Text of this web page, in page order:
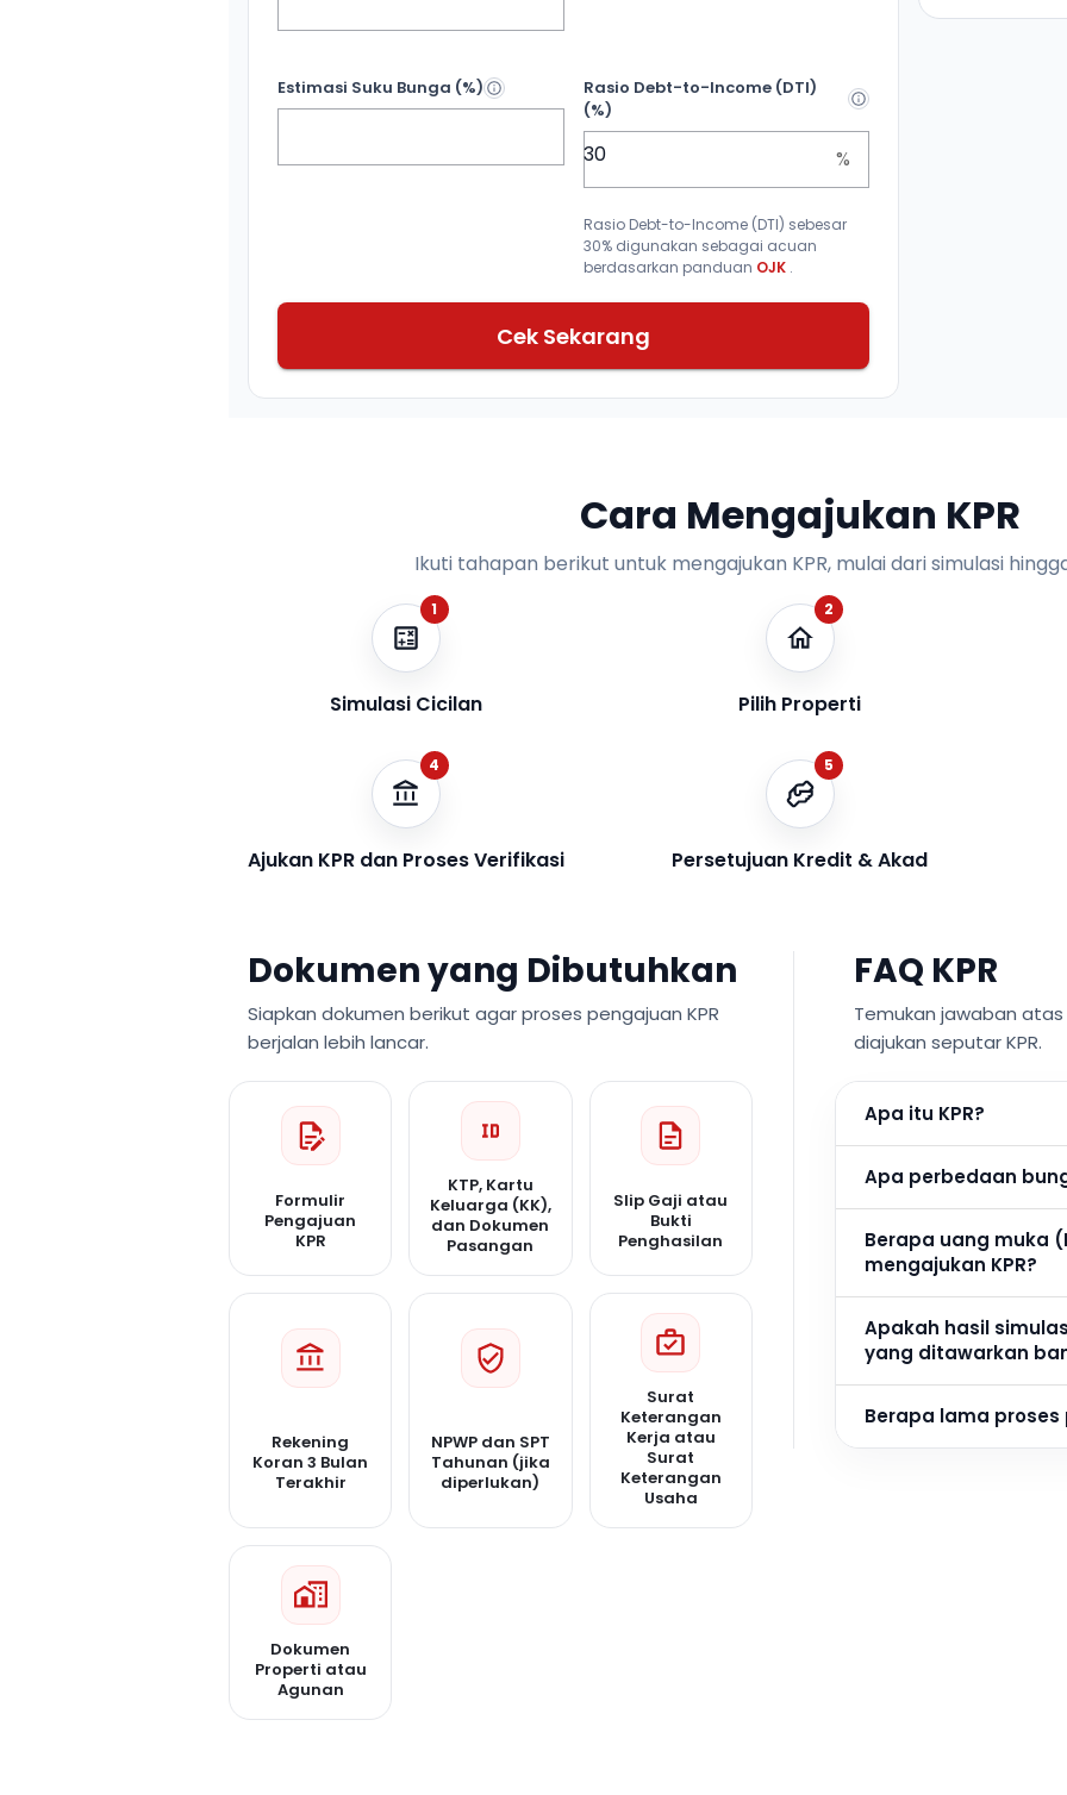
Estimasi Suku Bunga (%)
Rasio Debt-to-Income (DTI)
(%)
%
Rasio Debt-to-Income (DTI) sebesar
30% digunakan sebagai acuan
berdasarkan panduan OJK .
Cek Sekarang
Cara Mengajukan KPR
Ikuti tahapan berikut untuk mengajukan KPR, mulai dari simulasi
1
Simulasi Cicilan
2
Pilih Properti
4
Ajukan KPR dan Proses Verifikasi
5
Persetujuan Kredit & Akad
Dokumen yang Dibutuhkan
Siapkan dokumen berikut agar proses pengajuan KPR
berjalan lebih lancar.
Formulir
Pengajuan
KPR
KTP, Kartu
Keluarga (KK),
dan Dokumen
Pasangan
Slip Gaji atau
Bukti
Penghasilan
Rekening
Koran 3 Bulan
Terakhir
NPWP dan SPT
Tahunan (jika
diperlukan)
Surat
Keterangan
Kerja atau
Surat
Keterangan
Usaha
Dokumen
Properti atau
Agunan
FAQ KPR
Temukan jawaban
diajukan seputar KPR.
Apa itu KPR?
Apa perbedaan
Berapa uang muka
mengajukan KPR?
Apakah hasil
yang ditawarkan
Berapa lama proses